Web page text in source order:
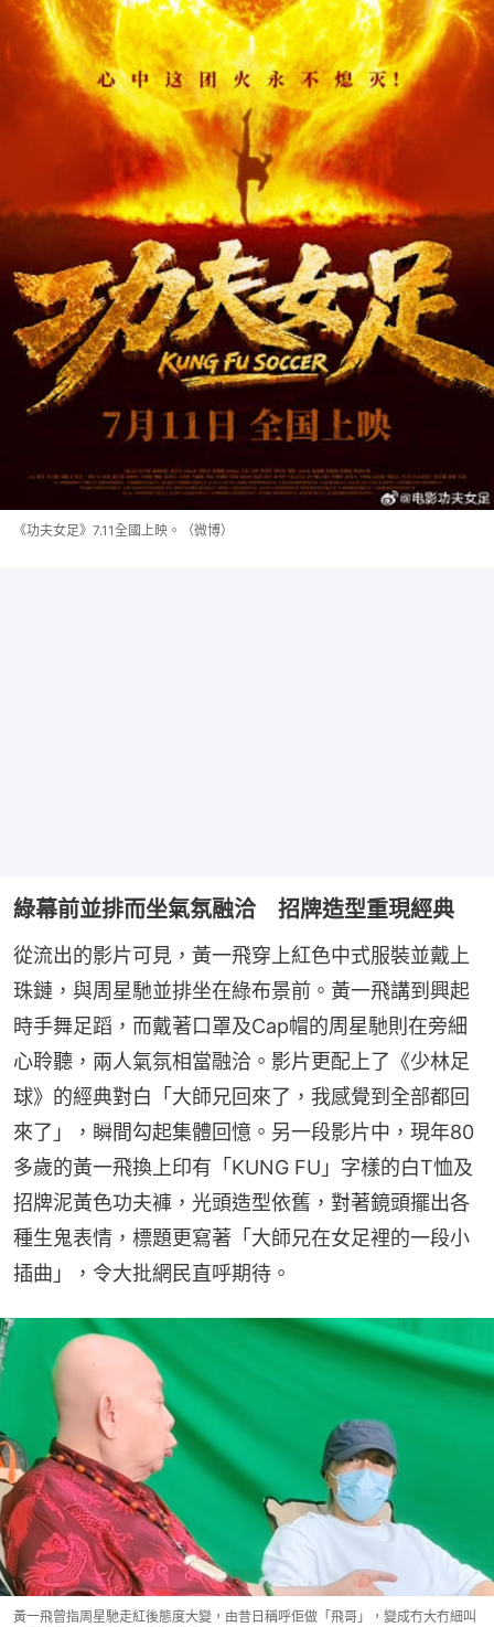
《功夫女足》7.11全國上映。（微博）
綠幕前並排而坐氣氛融洽 招牌造型重現經典
從流出的影片可見，黃一飛穿上紅色中式服裝並戴上
珠鏈，與周星馳並排坐在綠布景前。黃一飛講到興起
時手舞足蹈，而戴著口罩及Cap帽的周星馳則在旁細
心聆聽，兩人氣氛相當融洽。影片更配上了《少林足
球》的經典對白「大師兄回來了，我感覺到全部都回
來了」，瞬間勾起集體回憶。另一段影片中，現年80
多歲的黃一飛換上印有「KUNG FU」字樣的白T恤及
招牌泥黃色功夫褲，光頭造型依舊，對著鏡頭擺出各
種生鬼表情，標題更寫著「大師兄在女足裡的一段小
插曲」，令大批網民直呼期待。
黃一飛曾指周星馳走紅後態度大變，由昔日稱呼佢做「飛哥」，變成冇大冇細叫